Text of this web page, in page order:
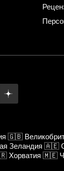
🇬🇧
Зеландия 🇦🇪
Хорватия 🇲🇪